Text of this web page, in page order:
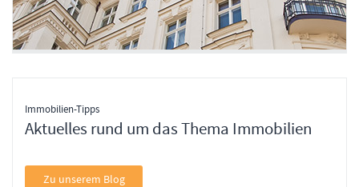
Immobilien-Tipps
Aktuelles rund um das Thema Immobilien
Zu unserem Blog